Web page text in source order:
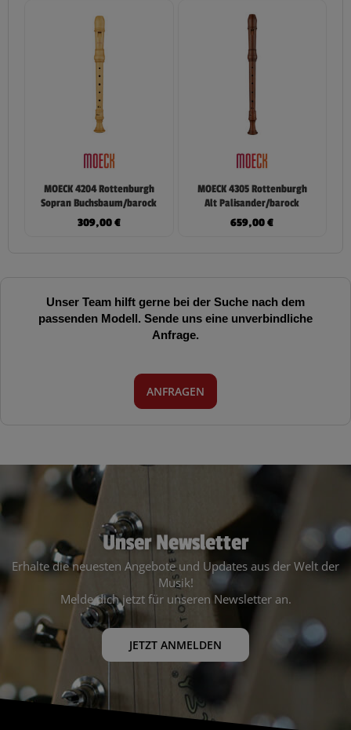
MOECK 4204 Rottenburgh
Sopran Buchsbaum/barock
309,00€
MOECK 4305 Rottenburgh
Alt Palisander/barock
659,00€
Unser Team hilft gerne bei der Suche nach dem
passenden Modell. Sende uns eine unverbindliche
Anfrage.
ANFRAGEN
Unser Newsletter
Erhalte die neuesten Angebote und Updates aus der Welt der
Musik!
Melde dich jetzt für unseren Newsletter an.
JETZT ANMELDEN